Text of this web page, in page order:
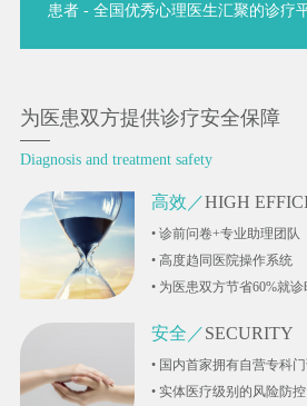
患者 - 全国优秀心理医生汇聚的诊疗
为医患双方提供诊疗安全保障
Diagnosis and treatment safety
高效／HIGH
• 诊前问卷+专业助理团队
• 高度趋同医院操作系统
• 为医患双方节省60%就诊
安全／SECURITY
• 国内首家拥有自营专科
• 实体医疗级别的风险防控